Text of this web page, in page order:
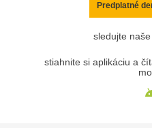
Predplatné
sledujte
stiahnite si aplikáciu a